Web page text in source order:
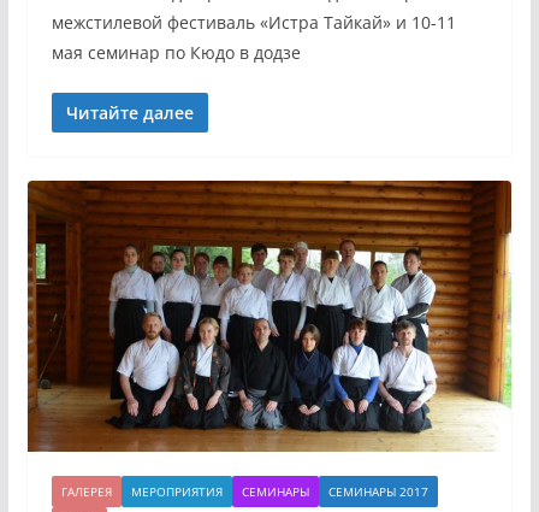
межстилевой фестиваль «Истра Тайкай» и 10-11
мая семинар по Кюдо в додзе
Читайте далее
ГАЛЕРЕЯ МЕРОПРИЯТИЯ СЕМИНАРЫ
СЕМИНАРЫ 2017